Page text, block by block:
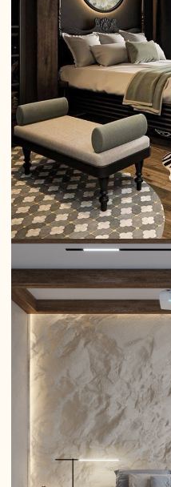
помещений. Выбирая
оформления, материалы и
следует ориентироваться на
помещении всегда
и поэтому материалы
стойкими к воздействию
И последнее правило: не
загромождать
количеством вещей.
негармоничная коллекция
или керамических котов,
количестве 200
пространство, ухудшает
помещения в целом. Тогда
статуэток создадут
воздушности пространства